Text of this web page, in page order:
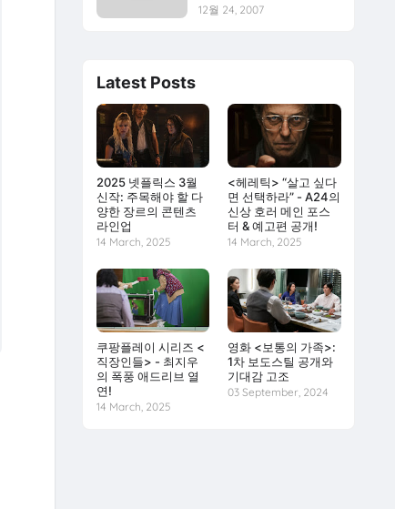
12월 24, 2007
Latest Posts
2025 넷플릭스 3월
신작: 주목해야 할 다
양한 장르의 콘텐츠
라인업
14 March, 2025
<헤레틱> “살고 싶다
면 선택하라” - A24의
신상 호러 메인 포스
터 & 예고편 공개!
14 March, 2025
쿠팡플레이 시리즈 <
직장인들> - 최지우
의 폭풍 애드리브 열
연!
14 March, 2025
영화 <보통의 가족>:
1차 보도스틸 공개와
기대감 고조
03 September, 2024